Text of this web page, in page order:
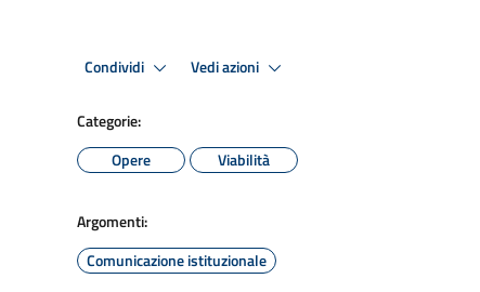
Condividi Vedi azioni
Categorie:
Opere
Viabilità
Argomenti:
Comunicazione istituzionale